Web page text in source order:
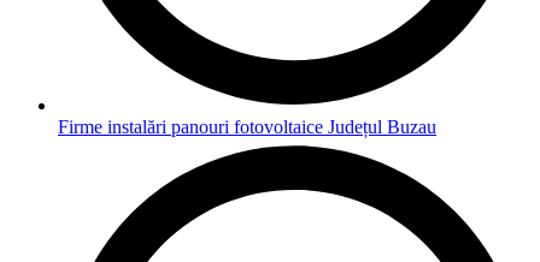
Firme instalări panouri fotovoltaice Județul Buzau